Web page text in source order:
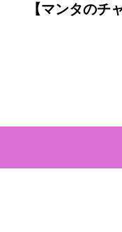
【マンタのチ